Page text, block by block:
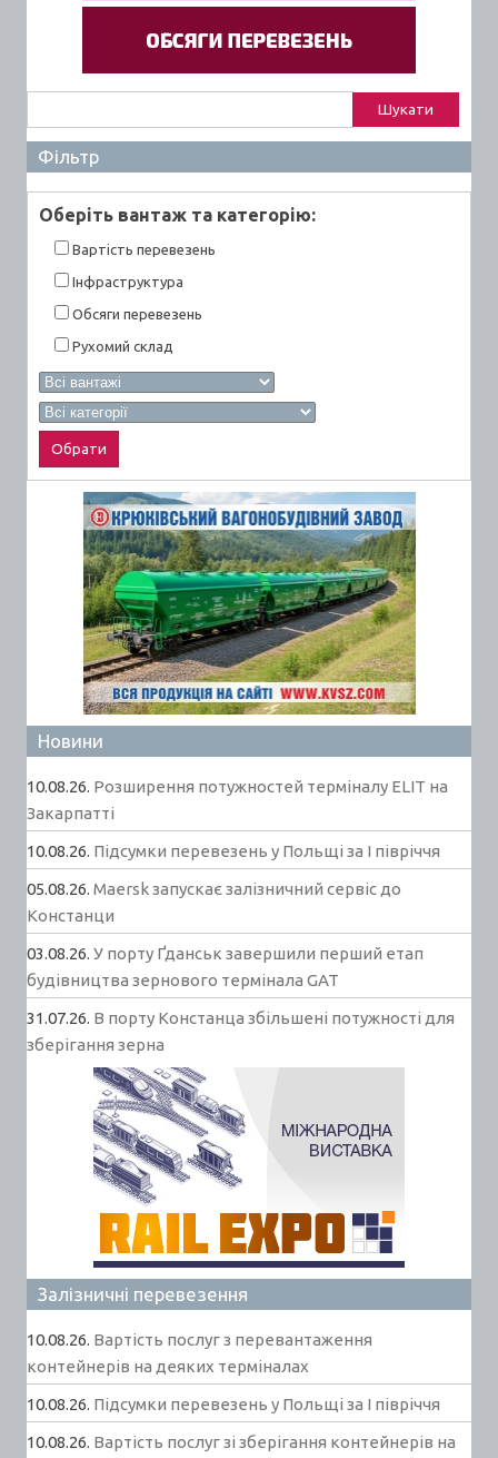
Фільтр
Оберiть вантаж та категорiю:
Вартiсть перевезень
Інфраструктура
Обсяги перевезень
Рухомий склад
Новини
10.08.26. Розширення потужностей терміналу ELIT на
Закарпатті
10.08.26. Підсумки перевезень у Польщі за І півріччя
05.08.26. Maersk запускає залізничний сервіс до
Констанци
03.08.26. У порту Ґданськ завершили перший етап
будівництва зернового термінала GAT
31.07.26. В порту Констанца збільшені потужності для
зберігання зерна
Залізничні перевезення
10.08.26. Вартість послуг з перевантаження
контейнерів на деяких терміналах
10.08.26. Підсумки перевезень у Польщі за І півріччя
10.08.26. Вартість послуг зі зберігання контейнерів на